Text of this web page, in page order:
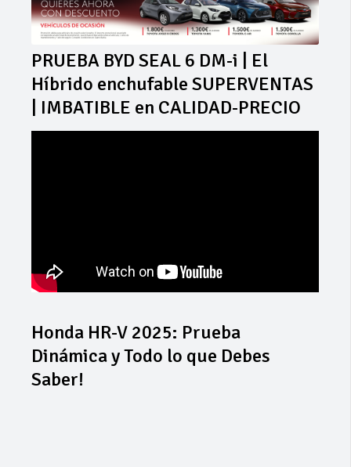
PRUEBA BYD SEAL 6 DM-i | El
Híbrido enchufable SUPERVENTAS
| IMBATIBLE en CALIDAD-PRECIO
Honda HR-V 2025: Prueba
Dinámica y Todo lo que Debes
Saber!